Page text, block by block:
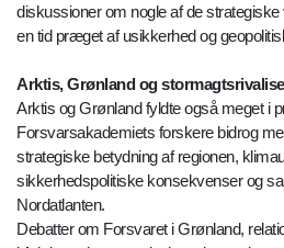
diskussioner om nogle af de
en tid præget af usikkerhed og
Arktis, Grønland og
Arktis og Grønland fyldte også meget i
Forsvarsakademiets forskere bidrog
strategiske betydning af regionen,
sikkerhedspolitiske konsekvenser og
Nordatlanten.
Debatter om Forsvaret i Grønland,